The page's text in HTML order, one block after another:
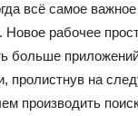
всё самое
Новое рабочее
больше
пролистнув на
производить